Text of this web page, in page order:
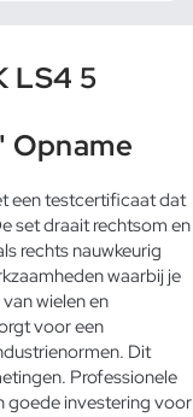
LS4 5
Opname
een testcertificaat dat
set draait rechtsom en
rechts nauwkeurig
waarbij je
wielen en
voor een
Dit
Professionele
goede investering voor